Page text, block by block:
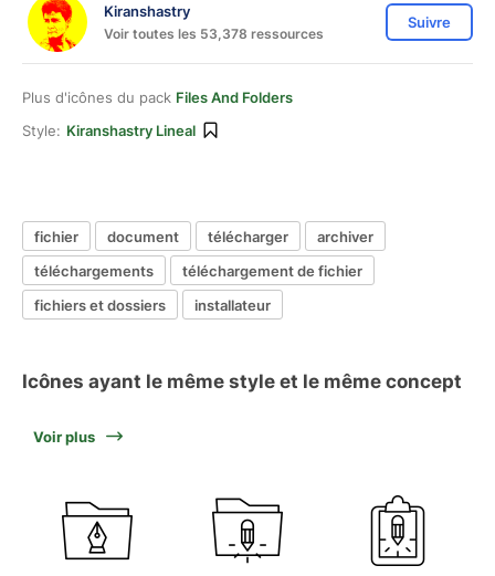
Kiranshastry
Voir toutes les 53,378 ressources
Suivre
Plus d'icônes du pack Files And Folders
Style: Kiranshastry Lineal
fichier document télécharger
archiver
téléchargements
téléchargement de fichier
fichiers et dossiers
installateur
Icônes ayant le même style et le même concept
Voir plus